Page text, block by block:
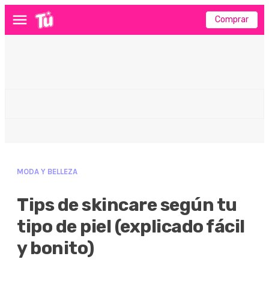
Menú Comprar
MODA Y BELLEZA
Tips de skincare según tu
tipo de piel (explicado fácil
y bonito)